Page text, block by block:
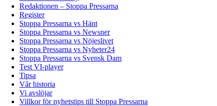
Redaktionen – Stoppa Pressarna
Register
Stoppa Pressarna vs Hänt
Stoppa Pressarna vs Newsner
Stoppa Pressarna vs Nöjeslivet
Stoppa Pressarna vs Nyheter24
Stoppa Pressarna vs Svensk Dam
Test VI-player
Tipsa
Vår historia
Vi avslöjar
Villkor för nyhetstips till Stoppa Pressarna